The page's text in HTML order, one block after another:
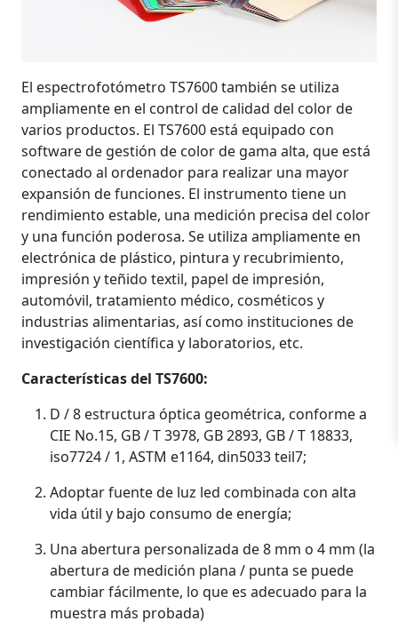
El espectrofotómetro TS7600 también se utiliza
ampliamente en el control de calidad del color de
varios productos. El TS7600 está equipado con
software de gestión de color de gama alta, que está
conectado al ordenador para realizar una mayor
expansión de funciones. El instrumento tiene un
rendimiento estable, una medición precisa del color
y una función poderosa. Se utiliza ampliamente en
electrónica de plástico, pintura y recubrimiento,
impresión y teñido textil, papel de impresión,
automóvil, tratamiento médico, cosméticos y
industrias alimentarias, así como instituciones de
investigación científica y laboratorios, etc.
Características del TS7600:
D / 8 estructura óptica geométrica, conforme a
CIE No.15, GB / T 3978, GB 2893, GB / T 18833,
iso7724 / 1, ASTM e1164, din5033 teil7;
Adoptar fuente de luz led combinada con alta
vida útil y bajo consumo de energía;
Una abertura personalizada de 8 mm o 4 mm (la
abertura de medición plana / punta se puede
cambiar fácilmente, lo que es adecuado para la
muestra más probada)